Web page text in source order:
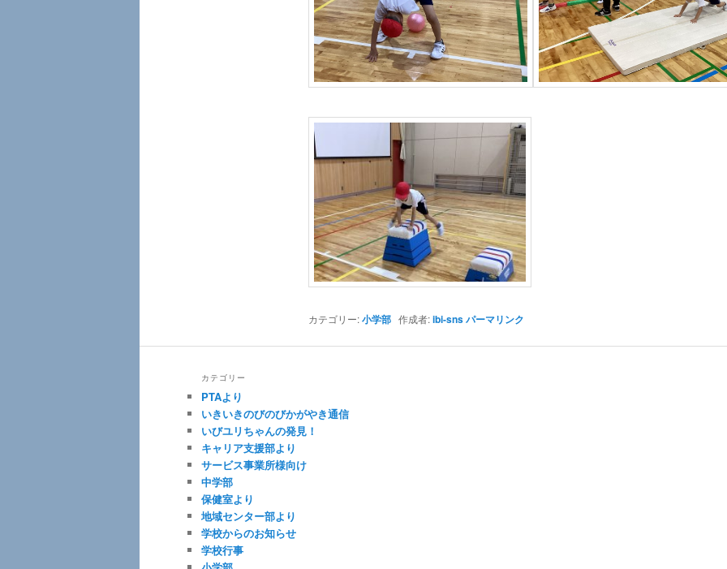
カテゴリー:小学部作成者:ibi-snsパーマリンク
カテゴリー
PTAより
いきいきのびのびかがやき通信
いびユリちゃんの発見！
キャリア支援部より
サービス事業所様向け
中学部
保健室より
地域センター部より
学校からのお知らせ
学校行事